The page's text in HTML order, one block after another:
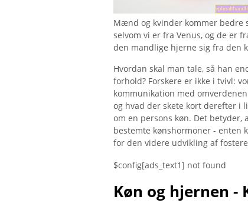
Mænd og kvinder kommer bedre
selvom vi er fra Venus, og de er
den mandlige hjerne sig fra den
Hvordan skal man tale, så han
forhold? Forskere er ikke i tvivl:
kommunikation med
og hvad der skete kort derefter i
om en persons køn. Det
bestemte kønshormoner - enten
for den videre udvikling af
$config[ads_text1] not found
Køn og hjernen -